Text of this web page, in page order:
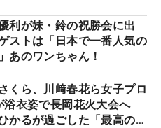
利が妹・鈴の祝勝会に出
ストは「日本で一番人気の
あのワンちゃん！
くら、川﨑春花ら女子プロ
浴衣姿で長岡花火大会へ
かるが過ごした「最高の夏